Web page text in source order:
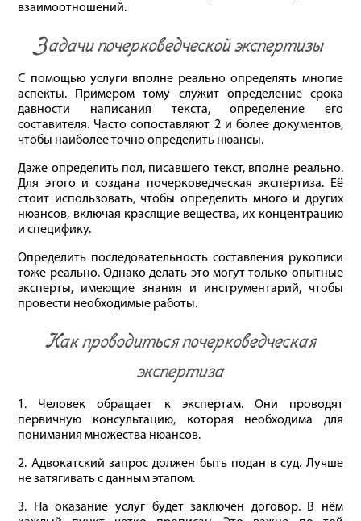
взаимоотношений.
Задачи почерковедческой экспертизы
С помощью услуги вполне реально определять многие
аспекты. Примером тому служит определение срока
давности написания текста, определение его
составителя. Часто сопоставляют 2 и более документов,
чтобы наиболее точно определить нюансы.
Даже определить пол, писавшего текст, вполне реально.
Для этого и создана почерковедческая экспертиза. Её
стоит использовать, чтобы определить много и других
нюансов, включая красящие вещества, их концентрацию
и специфику.
Определить последовательность составления рукописи
тоже реально. Однако делать это могут только опытные
эксперты, имеющие знания и инструментарий, чтобы
провести необходимые работы.
Как проводиться почерковедческая
экспертиза
1. Человек обращает к экспертам. Они проводят
первичную консультацию, которая необходима для
понимания множества нюансов.
2. Адвокатский запрос должен быть подан в суд. Лучше
не затягивать с данным этапом.
3. На оказание услуг будет заключен договор. В нём